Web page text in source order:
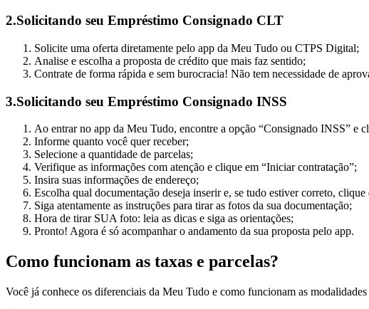
2.Solicitando seu Empréstimo Consignado CLT
Solicite uma oferta diretamente pelo app da Meu Tudo ou CTPS Digital;
Analise e escolha a proposta de crédito que mais faz sentido;
Contrate de forma rápida e sem burocracia! Não tem necessidade de
3.Solicitando seu Empréstimo Consignado INSS
Ao entrar no app da Meu Tudo, encontre a opção “Consignado INSS” e
Informe quanto você quer receber;
Selecione a quantidade de parcelas;
Verifique as informações com atenção e clique em “Iniciar contratação”;
Insira suas informações de endereço;
Escolha qual documentação deseja inserir e, se tudo estiver correto, clique
Siga atentamente as instruções para tirar as fotos da sua documentação;
Hora de tirar SUA foto: leia as dicas e siga as orientações;
Pronto! Agora é só acompanhar o andamento da sua proposta pelo app.
Como funcionam as taxas e parcelas?
Você já conhece os diferenciais da Meu Tudo e como funcionam as